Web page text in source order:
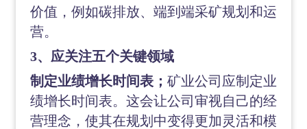
价值，例如碳排放、端到端采矿规划和运
营。
3、应关注五个关键领域
制定业绩增长时间表； 矿业公司应制定业
绩增长时间表。这会让公司审视自己的经
营理念，使其在规划中变得更加灵活和模